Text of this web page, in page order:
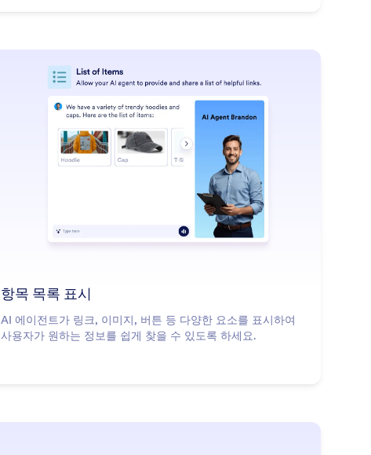
: Show List of Items
항목 목록 표시
AI 에이전트가 링크, 이미지, 버튼 등 다양한 요소를 표시하여
사용자가 원하는 정보를 쉽게 찾을 수 있도록 하세요.